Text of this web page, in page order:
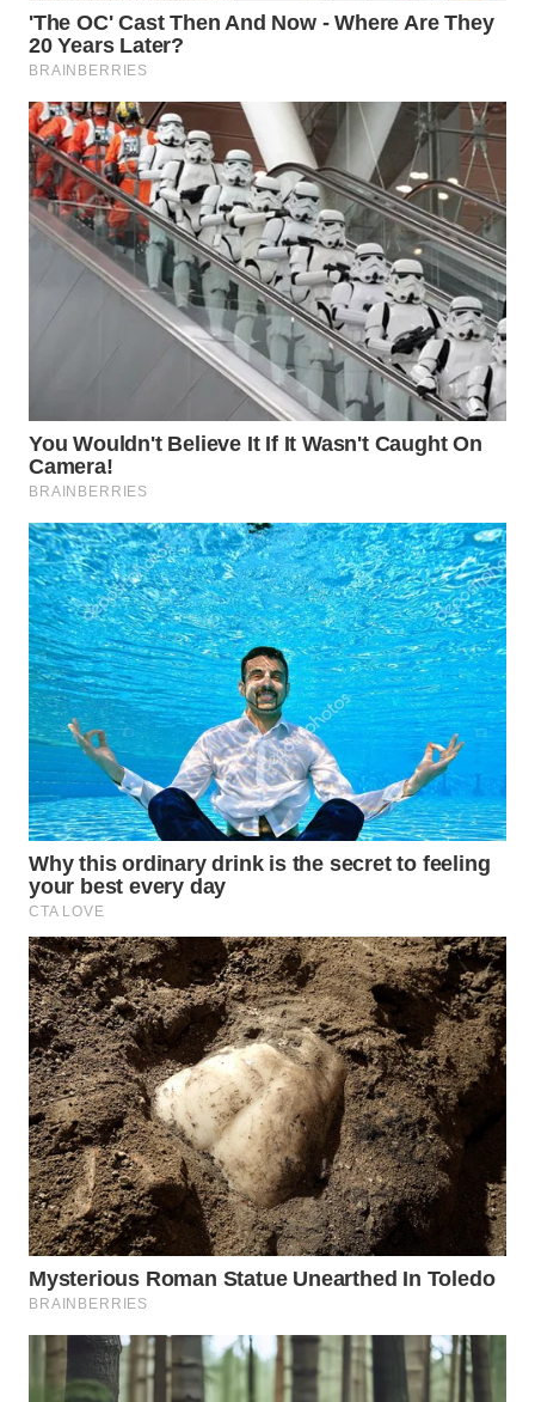
WN
TAPANULI
WN
SAMOSIR
WN
PADANG
LAWAS
WN
CIANJUR
WN
KEPULAUAN
SERIBU
WN
TANGERANG
WN
BINJAI
WN
CIREBON
WN
INDRAMAYU
WN
KUNINGAN
WN
MAJALENGKA
WN
SUBANG
WN
SUKABUMI
WN
PURWAKARTA